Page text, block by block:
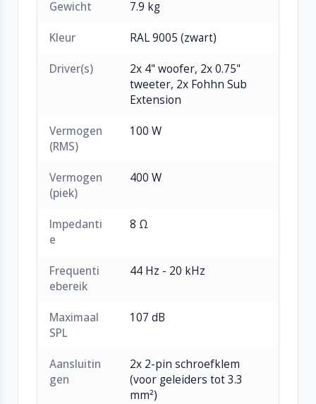
Standaardlengte 1220 mm, optioneel
schaalbaar tot 2202 mm
Flexibele montage met doorlopende T-slot rail
Leverbaar in zwart, wit en alle
RAL/NCS/Pantone-kleuren
Gewicht 7.9 kg
Kleur RAL 9005 (zwart)
Driver(s)
2x 4" woofer, 2x 0.75"
tweeter, 2x Fohhn Sub
Extension
Vermogen
(RMS)
100 W
Vermogen
(piek)
400 W
Impedanti
e
8 Ω
Frequenti
ebereik
44 Hz - 20 kHz
Maximaal
SPL
107 dB
Aansluitin
gen
2x 2-pin schroefklem
(voor geleiders tot 3.3
mm²)